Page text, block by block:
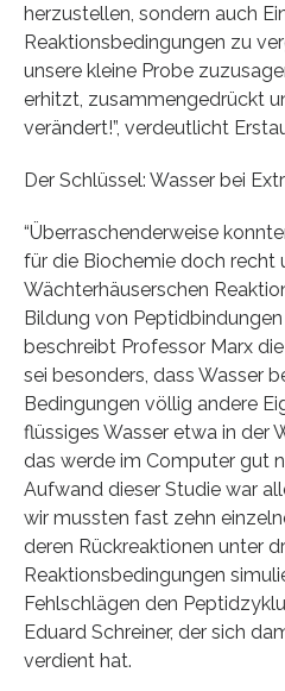
herzustellen, sondern auch
Reaktionsbedingungen zu
unsere kleine Probe
erhitzt, zusammengedrückt
verändert!”, verdeutlicht
Der Schlüssel: Wasser bei
“Überraschenderweise
für die Biochemie doch recht
Wächterhäuserschen
Bildung von Peptidbindungen
beschreibt Professor Marx
sei besonders, dass Wasser
Bedingungen völlig andere
flüssiges Wasser etwa in der
das werde im Computer gut
Aufwand dieser Studie war
wir mussten fast zehn
deren Rückreaktionen unter
Reaktionsbedingungen
Fehlschlägen den
Eduard Schreiner, der sich
verdient hat.